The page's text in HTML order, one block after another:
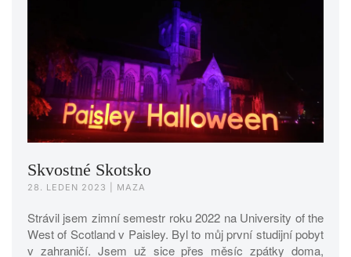
Skvostné Skotsko
28. LEDEN 2023 | MAZA
Strávil jsem zimní semestr roku 2022 na University of the
West of Scotland v Paisley. Byl to můj první studijní pobyt
v zahraničí. Jsem už sice přes měsíc zpátky doma,